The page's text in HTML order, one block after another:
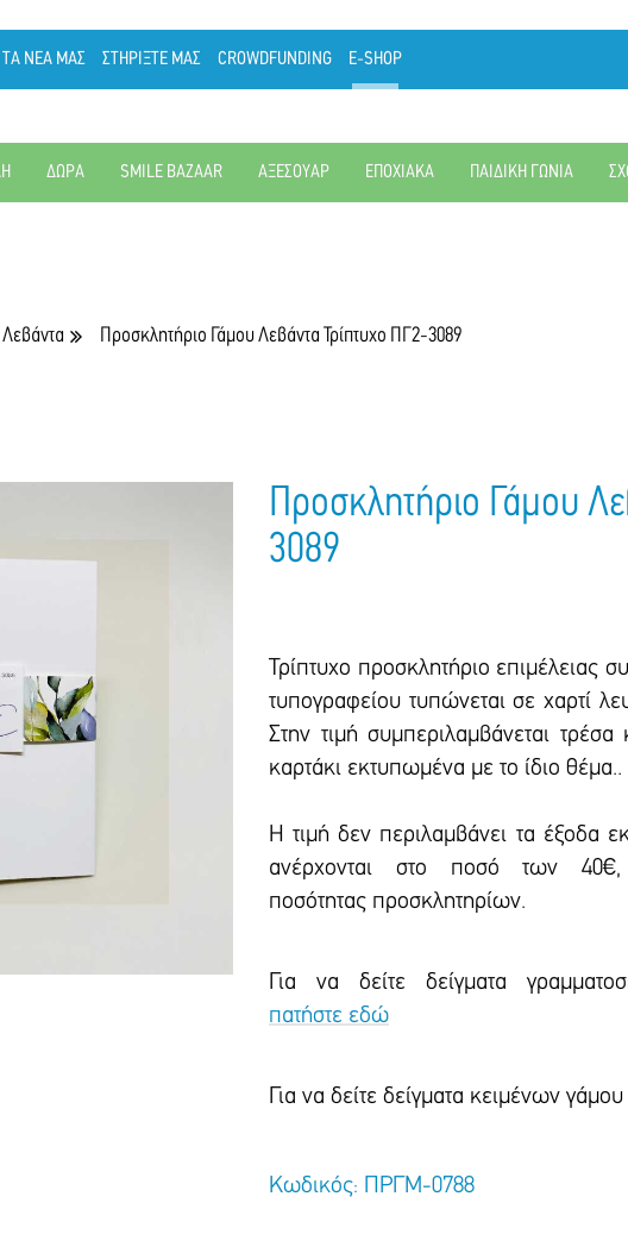
ΤΑ ΝΕΑ ΜΑΣ ΣΤΗΡΙΞΤΕ ΜΑΣ CROWDFUNDING E-SHOP
ΔΩΡΑ SMILE BAZAAR ΑΞΕΣΟΥΑΡ ΕΠΟΧΙΑΚΑ ΠΑΙΔΙΚΗ ΓΩΝΙΑ
Λεβάντα Προσκλητήριο Γάμου Λεβάντα Τρίπτυχο ΠΓ2-3089
Προσκλητήριο Γάμου
3089
Τρίπτυχο προσκλητήριο επιμέλειας
τυπογραφείου τυπώνεται σε χαρτί
Στην τιμή συμπεριλαμβάνεται τρέσα
καρτάκι εκτυπωμένα με το ίδιο θέμα..
Η τιμή δεν περιλαμβάνει τα έξοδα
ανέρχονται στο ποσό των 40€,
ποσότητας προσκλητηρίων.
Για να δείτε δείγματα
πατήστε εδώ
Για να δείτε δείγματα κειμένων γάμου
Κωδικός: ΠΡΓΜ-0788